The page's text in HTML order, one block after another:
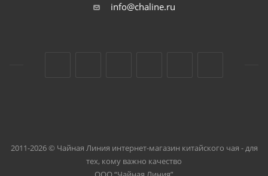
info@chaline.ru
2011-2026 © Чайная Линия интернет-магазин китайского чая - для
тех, кому важно качество